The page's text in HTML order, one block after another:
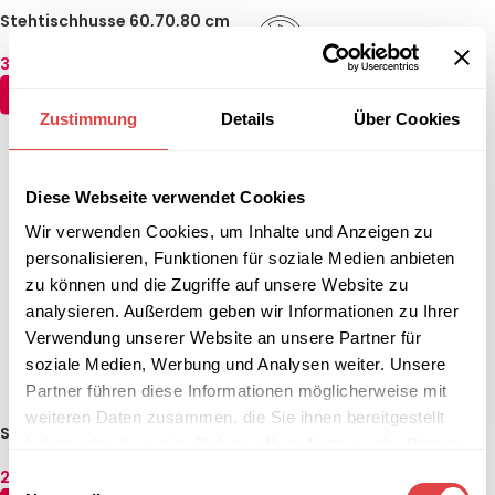
Zustimmung Details Über Cookies
Diese Webseite verwendet Cookies
Wir verwenden Cookies, um Inhalte und Anzeigen zu
personalisieren, Funktionen für soziale Medien anbieten
zu können und die Zugriffe auf unsere Website zu
analysieren. Außerdem geben wir Informationen zu Ihrer
Verwendung unserer Website an unsere Partner für
soziale Medien, Werbung und Analysen weiter. Unsere
Partner führen diese Informationen möglicherweise mit
weiteren Daten zusammen, die Sie ihnen bereitgestellt
Einwilligungsauswahl
Stehtischhusse 60,70,80 cm
35,64
Stehtischhusse B1 60,70,80
schwer entflammbar
59,44 (inkl. MwSt.)
Stehtischhusse 60,70,80 cm
29,69